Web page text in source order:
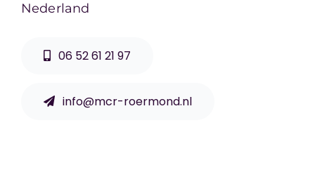
Nederland
06 52 61 21 97
info@mcr-roermond.nl